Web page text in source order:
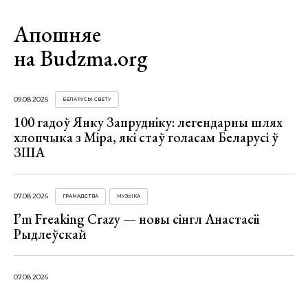
Апошняе
на Budzma.org
09.08.2026 БЕЛАРУСЫ СВЕТУ
100 гадоў Янку Запрудніку: легендарны шлях
хлопчыка з Міра, які стаў голасам Беларусі ў
ЗША
07.08.2026 ГРАМАДСТВА МУЗЫКА
I’m Freaking Crazy — новы сінгл Анастасіі
Рыдлеўскай
07.08.2026